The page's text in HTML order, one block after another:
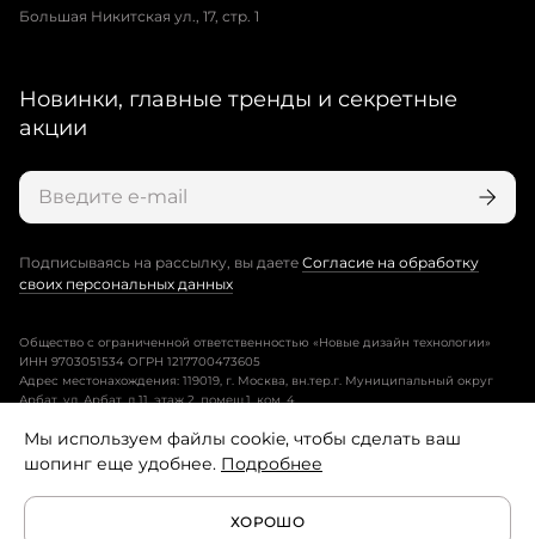
Большая Никитская ул., 17, стр. 1
Новинки, главные тренды и секретные
акции
Подписываясь на рассылку, вы даете Согласие на обработку
своих персональных данных
Общество с ограниченной ответственностью «Новые дизайн технологии»
ИНН 9703051534 ОГРН 1217700473605
Адрес местонахождения: 119019, г. Москва, вн.тер.г. Муниципальный округ
Арбат, ул. Арбат, д.11, этаж 2, помещ.1, ком. 4.
Пользовательское соглашение
Политика конфиденциальности
Мы используем файлы cookie, чтобы сделать ваш
шопинг еще удобнее. Подробнее
ХОРОШО